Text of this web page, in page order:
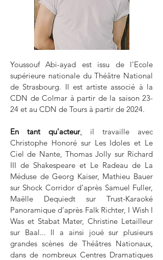
Youssouf Abi-ayad est issu de l’Ecole
supérieure nationale du Théâtre National
de Strasbourg. Il est artiste associé à la
CDN de Colmar à partir de la saison 23-
24 et au CDN de Tours à partir de 2024.
En tant qu'acteur, il travaille avec
Christophe Honoré sur Les Idoles et Le
Ciel de Nante, Thomas Jolly sur Richard
III de Shakespeare et Le Radeau de La
Méduse de Georg Kaiser, Mathieu Bauer
sur Shock Corridor d’après Samuel Fuller,
Maëlle Dequiedt sur Trust-Karaoké
Panoramique d’après Falk Richter, I Wish I
Was et Stabat Mater, Christine Letailleur
sur Baal... Il a ainsi joué sur plusieurs
grandes scènes de Théâtres Nationaux,
dans de nombreux Centres Dramatiques